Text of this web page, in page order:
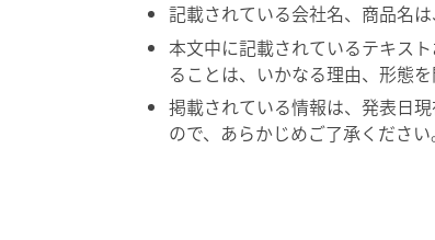
記載されている会社名、商品名
本文中に記載されているテキス
ることは、いかなる理由、形態を
掲載されている情報は、発表日
ので、あらかじめご了承ください